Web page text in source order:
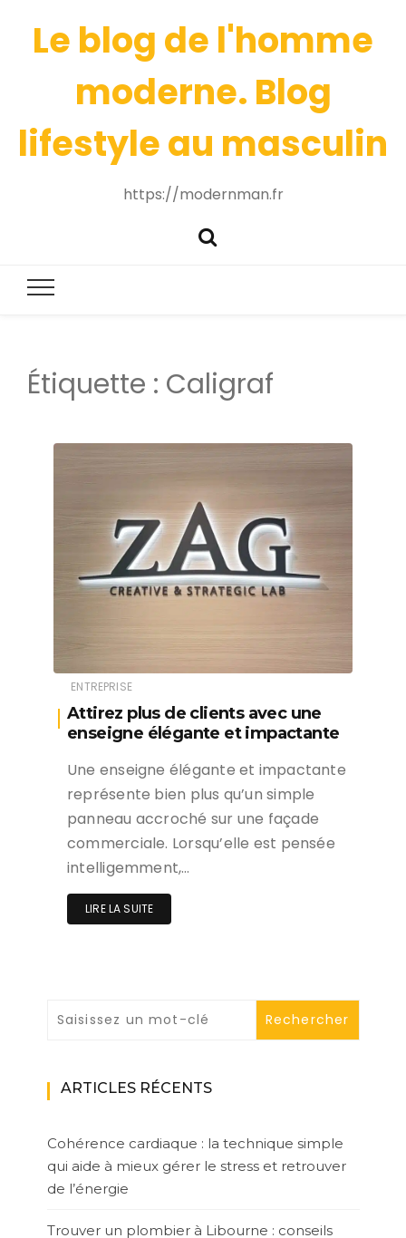
Le blog de l'homme
moderne. Blog
lifestyle au masculin
https://modernman.fr
Étiquette : Caligraf
ENTREPRISE
Attirez plus de clients avec une
enseigne élégante et impactante
Une enseigne élégante et impactante
représente bien plus qu’un simple
panneau accroché sur une façade
commerciale. Lorsqu’elle est pensée
intelligemment,…
LIRE LA SUITE
ARTICLES RÉCENTS
Cohérence cardiaque : la technique simple
qui aide à mieux gérer le stress et retrouver
de l’énergie
Trouver un plombier à Libourne : conseils